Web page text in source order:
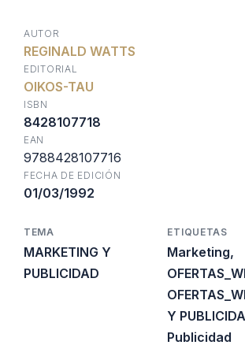
original
era:
$18.570.
AUTOR
REGINALD WATTS
EDITORIAL
OIKOS-TAU
ISBN
8428107718
EAN
9788428107716
FECHA DE EDICIÓN
01/03/1992
TEMA
MARKETING Y
PUBLICIDAD
ETIQUETAS
Marketing,
Y
Publicidad